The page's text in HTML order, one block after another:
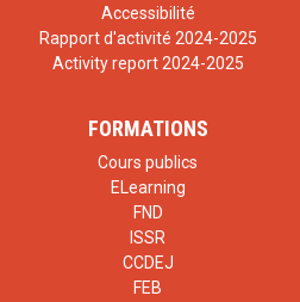
Accessibilité
Rapport d'activité 2024-2025
Activity report 2024-2025
FORMATIONS
Cours publics
ELearning
FND
ISSR
CCDEJ
FEB